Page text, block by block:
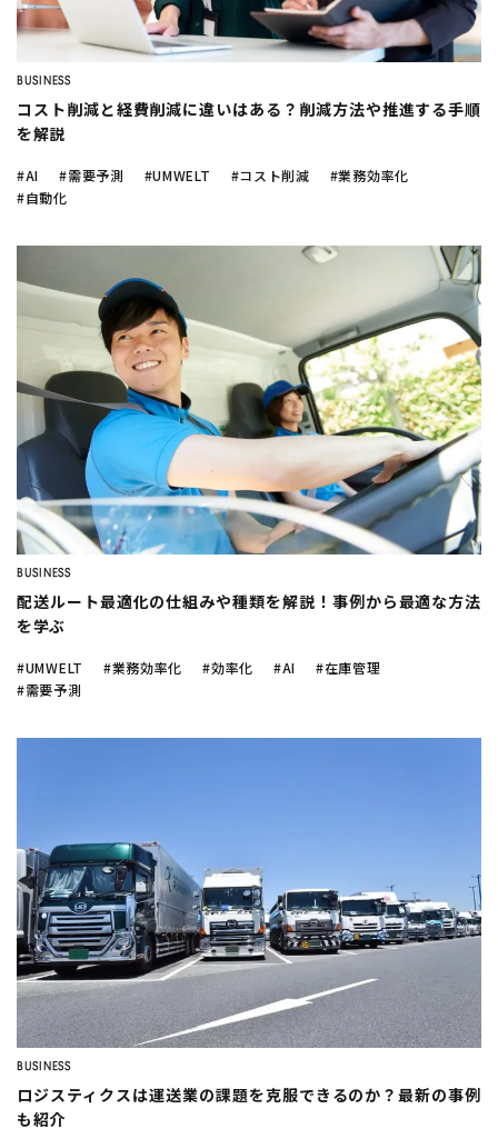
BUSINESS
コスト削減と経費削減に違いはある？削減方法や推進する手順
を解説
#AI #需要予測 #UMWELT #コスト削減
#業務効率化
#自動化
BUSINESS
配送ルート最適化の仕組みや種類を解説！事例から最適な方法
を学ぶ
#UMWELT #業務効率化 #効率化 #AI
#在庫管理
#需要予測
BUSINESS
ロジスティクスは運送業の課題を克服できるのか？最新の事例
も紹介